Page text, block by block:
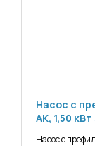
Насос с
AK, 1,50
Насос с